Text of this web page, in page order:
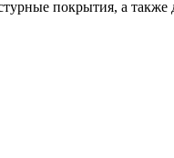
покрытия, а